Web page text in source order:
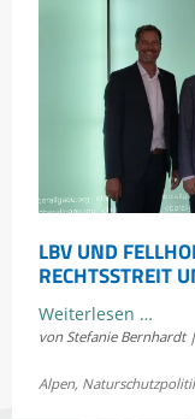
LBV UND
RECHTSSTREIT
Weiterlesen …
und
von Stefanie Bernhardt
Alpen,